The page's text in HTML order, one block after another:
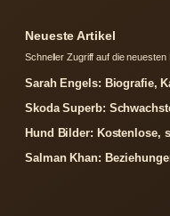
Neueste Artikel
Schneller Zugriff auf die neuesten
Sarah Engels: Biografie,
Skoda Superb:
Hund Bilder: Kostenlose,
Salman Khan: